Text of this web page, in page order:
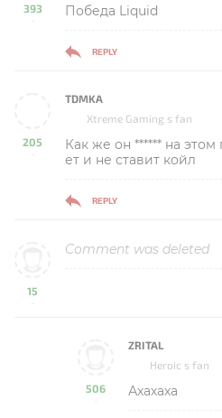
393
-
Победа Liquid
REPLY
205
-
TDMKA
Xtreme Gaming s fan
Как же он ****** на этом
ет и не ставит койл
REPLY
15
-
Comment was deleted
506
-
ZRITAL
Heroic s fan
Ахахаха